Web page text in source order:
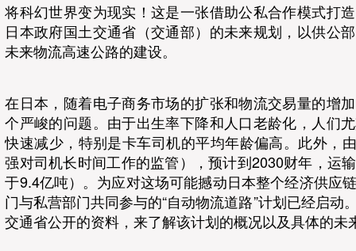
将科幻世界变为现实！这是一张借助公私合作模式打
日本政府国土交通省（交通部）的未来规划，以供公
未来物流高速公路的建设。
在日本，随着电子商务市场的扩张和物流交易量的增
个严峻的问题。由于出生率下降和人口老龄化，人们
快速减少，特别是卡车司机的平均年龄偏高。此外，
强对司机长时间工作的监管），预计到2030财年，运
于9.4亿吨）。为应对这场可能撼动日本整个经济供应
门与私营部门共同参与的“自动物流道路”计划已经启动
交通省公开的资料，来了解该计划的概况以及具体的未